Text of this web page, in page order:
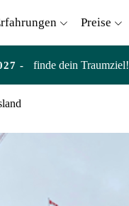
Preise
- finde dein Traumziel!